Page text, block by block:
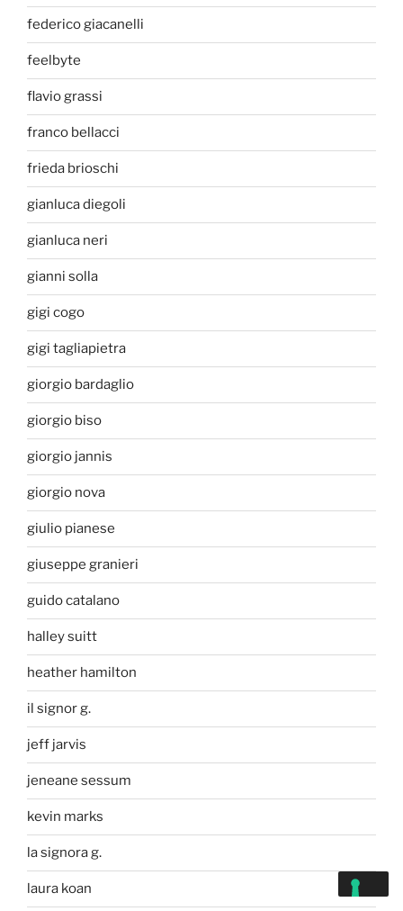
federico giacanelli
feelbyte
flavio grassi
franco bellacci
frieda brioschi
gianluca diegoli
gianluca neri
gianni solla
gigi cogo
gigi tagliapietra
giorgio bardaglio
giorgio biso
giorgio jannis
giorgio nova
giulio pianese
giuseppe granieri
guido catalano
halley suitt
heather hamilton
il signor g.
jeff jarvis
jeneane sessum
kevin marks
la signora g.
laura koan